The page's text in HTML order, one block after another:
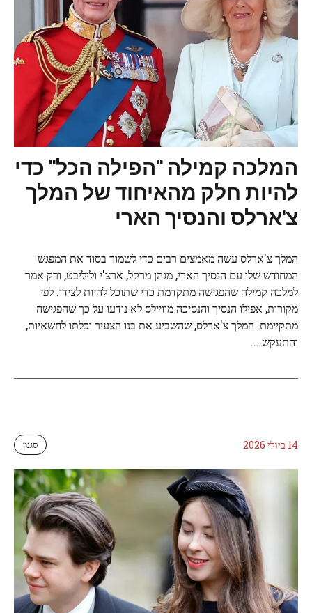
המלכה קמילה "הפילה הכל" כדי
להיות חלק מהאיחוד של המלך
צ'ארלס והנסיך הארי
המלך צ'ארלס עשה מאמצים רבים כדי לשמור בסוד את המפגש
המחודש שלו עם הנסיך הארי, מגהן מרקל, ארצ'י וליליבט, ורק אמר
למלכה קמילה שהפגישה מתקדמת כדי שתוכל להיות לצידו. לפי
מקורות, אפילו הנסיך והנסיכה מוויילס לא נודעו על כך שהפגישה
מתקיימת. המלך צ'ארלס, שהשביע את בנו הצעיר וכלתו לחשאיות,
והתעקש ...
14 ביולי 2026 סגנון